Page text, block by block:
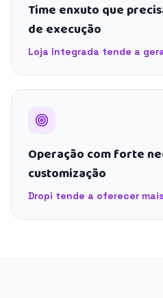
Time enxuto que
de execução
Loja Integrada tende a
Operação com forte
customização
Dropi tende a oferecer